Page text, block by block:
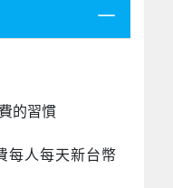
的習慣
每人每天新台幣